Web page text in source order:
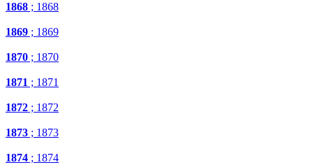
1868 ; 1868
1869 ; 1869
1870 ; 1870
1871 ; 1871
1872 ; 1872
1873 ; 1873
1874 ; 1874